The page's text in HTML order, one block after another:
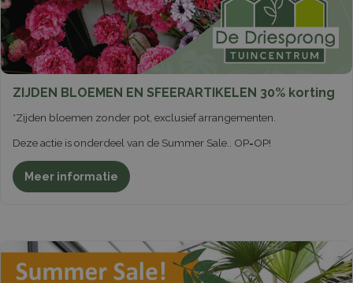
ZIJDEN BLOEMEN EN SFEERARTIKELEN 30% korting
*Zijden bloemen zonder pot, exclusief arrangementen.
Deze actie is onderdeel van de Summer Sale.. OP=OP!
Meer informatie